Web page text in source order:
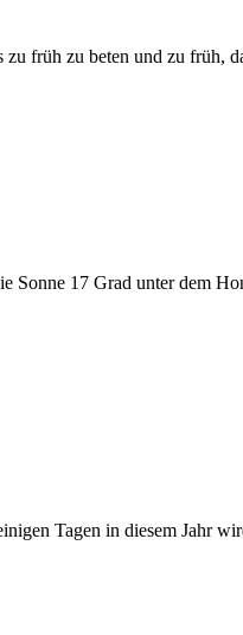
früh zu beten und zu früh,
17 Grad unter dem
Tagen in diesem Jahr